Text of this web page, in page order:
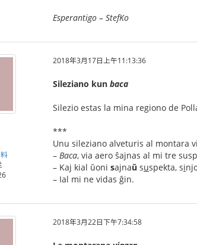
Esperantigo – StefKo
2018年3月17日上午11:13:36
Sileziano kun baca
Silezio estas la mina regiono de
***
Unu sileziano alveturis al montara
– Baca, via aero ŝajnas al mi tre
– Kaj kial ŭoni sajnaŭ suspekta, si
– Ial mi ne vidas ĝin.
2018年3月22日下午7:34:58